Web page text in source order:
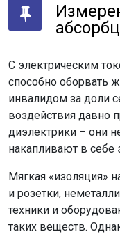
С электрическим
способно оборвать
инвалидом за доли
воздействия давно
диэлектрики – они
накапливают в себе
Мягкая «изоляция»
и розетки,
техники и
таких веществ.